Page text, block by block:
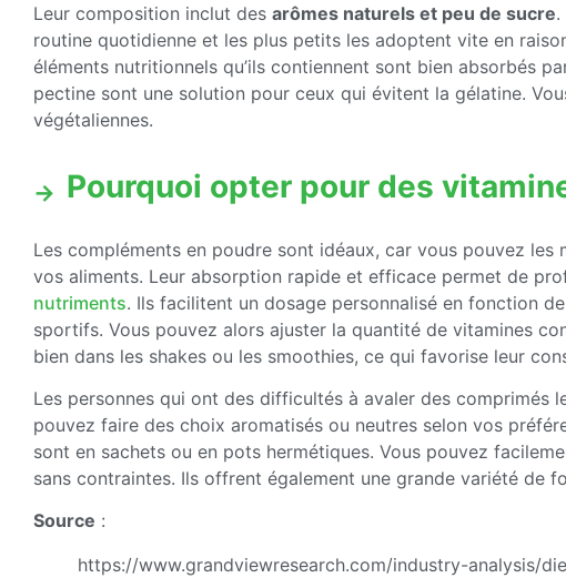
Leur composition inclut des arômes naturels et peu de sucre.
routine quotidienne et les plus petits les adoptent vite en
éléments nutritionnels qu’ils contiennent sont bien absorbés
pectine sont une solution pour ceux qui évitent la gélatine.
végétaliennes.
Pourquoi opter pour des
Les compléments en poudre sont idéaux, car vous pouvez les
vos aliments. Leur absorption rapide et efficace permet de
nutriments. Ils facilitent un dosage personnalisé en fonction
sportifs. Vous pouvez alors ajuster la quantité de vitamines
bien dans les shakes ou les smoothies, ce qui favorise leur
Les personnes qui ont des difficultés à avaler des comprimés
pouvez faire des choix aromatisés ou neutres selon vos
sont en sachets ou en pots hermétiques. Vous pouvez
sans contraintes. Ils offrent également une grande variété de
Source :
https://www.grandviewresearch.com/industry-analysis/